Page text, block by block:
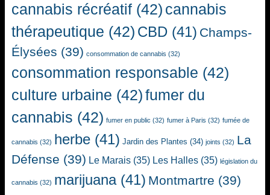
cannabis récréatif (42) cannabis
thérapeutique (42) CBD (41) Champs-
Élysées (39) consommation de cannabis (32)
consommation responsable (42)
culture urbaine (42)fumer du
cannabis (42) fumer en public (32) fumer à Paris (32) fumée de
cannabis (32) herbe (41) Jardin des Plantes (34) joints (32) La
Défense (39) Le Marais (35) Les Halles (35) législation du
cannabis (32) marijuana(41) Montmartre (39)